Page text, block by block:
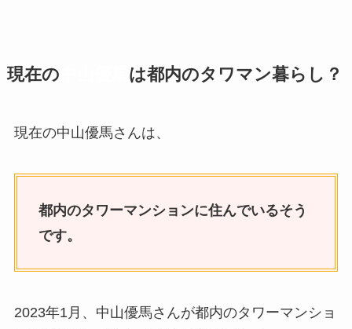
現在の は都内のタワマン暮らし？
現在の中山優馬さんは、
都内のタワーマンションに住んでいるそう
です。
2023年1月、中山優馬さんが都内のタワーマンショ